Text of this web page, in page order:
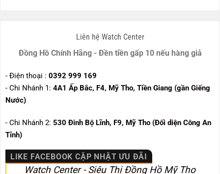
Liên hệ Watch Center
Đồng Hồ Chính Hãng - Đền tiền gấp 10 nếu hàng giả
- Điện thoại : 0392 999 169
- Chi Nhánh 1: 4A1 Ấp Bắc, F4, Mỹ Tho, Tiền Giang (gần Giếng
Nước)
- Chi Nhánh 2: 530 Đinh Bộ Lĩnh, F9, Mỹ Tho (Đối diện Công An
Tỉnh)
LIKE FACEBOOK CẬP NHẬT ƯU ĐÃI
Watch Center - Siêu Thị Đồng Hồ Mỹ Tho